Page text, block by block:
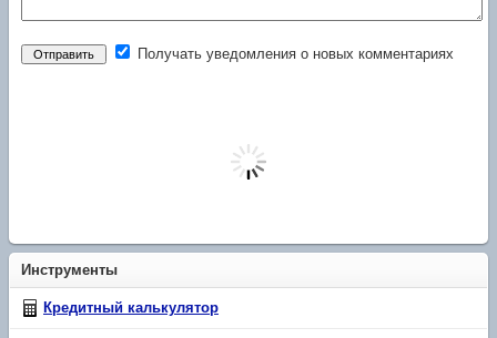
Получать уведомления о новых комментариях
Инструменты
Кредитный калькулятор